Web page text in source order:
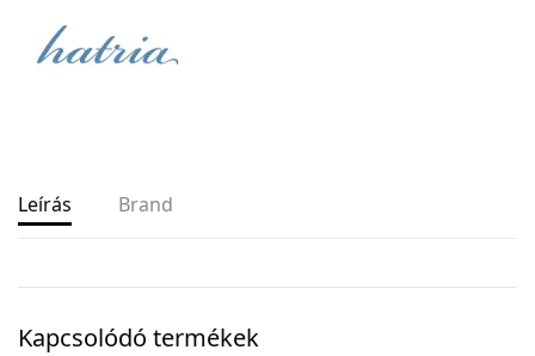
Leírás Brand
Kapcsolódó termékek